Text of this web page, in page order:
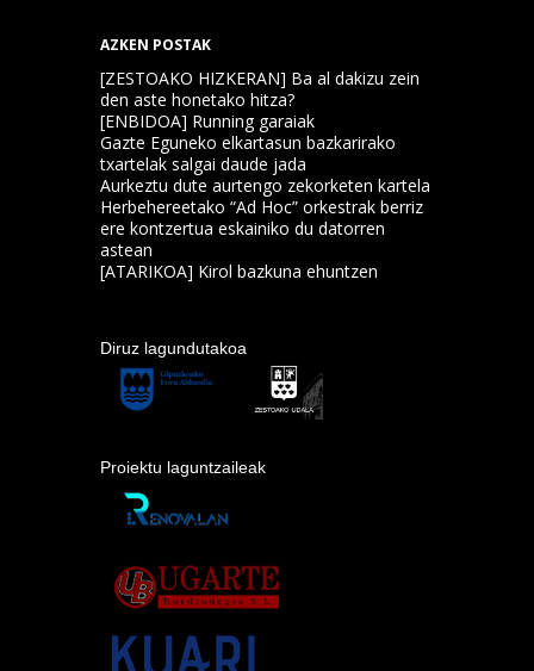
AZKEN POSTAK
[ZESTOAKO HIZKERAN] Ba al dakizu zein
den aste honetako hitza?
[ENBIDOA] Running garaiak
Gazte Eguneko elkartasun bazkarirako
txartelak salgai daude jada
Aurkeztu dute aurtengo zekorketen kartela
Herbehereetako “Ad Hoc” orkestrak berriz
ere kontzertua eskainiko du datorren
astean
[ATARIKOA] Kirol bazkuna ehuntzen
Diruz lagundutakoa
Proiektu laguntzaileak